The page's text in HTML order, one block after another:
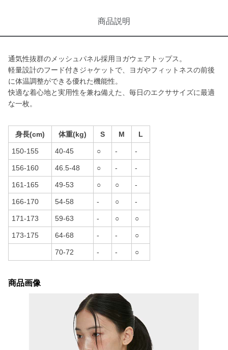
商品説明
通気性抜群のメッシュパネル採用ヨガウェアトップス。
軽量設計のフード付きジャケットで、ヨガやフィットネスの前後
に体温調整ができる優れた機能性。
快適な着心地と実用性を兼ね備えた、毎日のエクササイズに最適
な一枚。
身長(cm) 体重(kg) S M L
150-155 40-45 ○ - -
156-160 46.5-48 ○ - -
161-165 49-53 ○ ○ -
166-170 54-58 - ○ -
171-173 59-63 - ○ ○
173-175 64-68 - - ○
70-72 - - ○
商品画像